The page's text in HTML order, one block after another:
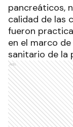
pancreáticos,
calidad de las
fueron
en el marco
sanitario de la
Ads